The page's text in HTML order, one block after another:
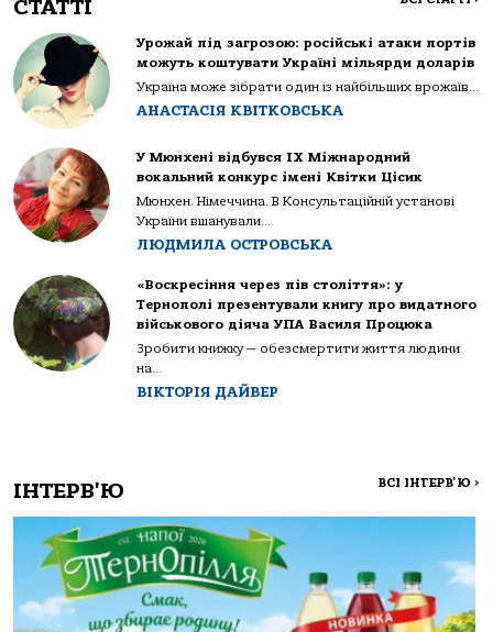
СТАТТІ
Урожай під загрозою: російські атаки портів
можуть коштувати Україні мільярди доларів
Україна може зібрати один із найбільших врожаїв...
АНАСТАСІЯ КВІТКОВСЬКА
У Мюнхені відбувся IX Міжнародний
вокальний конкурс імені Квітки Цісик
Мюнхен. Німеччина. В Консультаційній установі
України вшанували...
ЛЮДМИЛА ОСТРОВСЬКА
«Воскресіння через пів століття»: у
Тернополі презентували книгу про видатного
військового діяча УПА Василя Процюка
Зробити книжку — обезсмертити життя людини
на...
ВІКТОРІЯ ДАЙВЕР
ІНТЕРВ'Ю ВСІ ІНТЕРВ'Ю >